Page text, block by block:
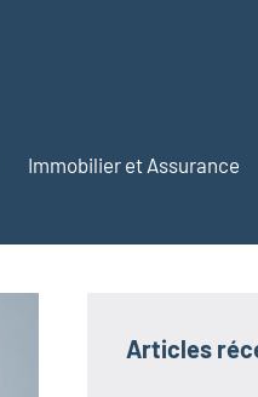
Immobilier et Assurance
Articles